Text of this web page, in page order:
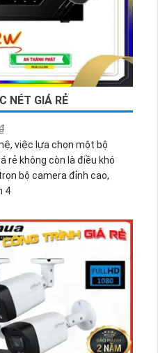
NÉT GIÁ RẺ
việc lựa chọn một bộ
rẻ không còn là điều khó
4